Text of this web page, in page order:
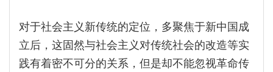
对于社会主义新传统的定位，多聚焦于新中国成
立后，这固然与社会主义对传统社会的改造等实
践有着密不可分的关系，但是却不能忽视革命传